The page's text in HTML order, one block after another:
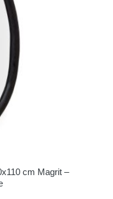
cm Magrit –